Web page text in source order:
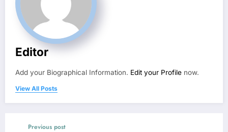
Editor
Add your Biographical Information. Edit your Profile now.
View All Posts
Previous post